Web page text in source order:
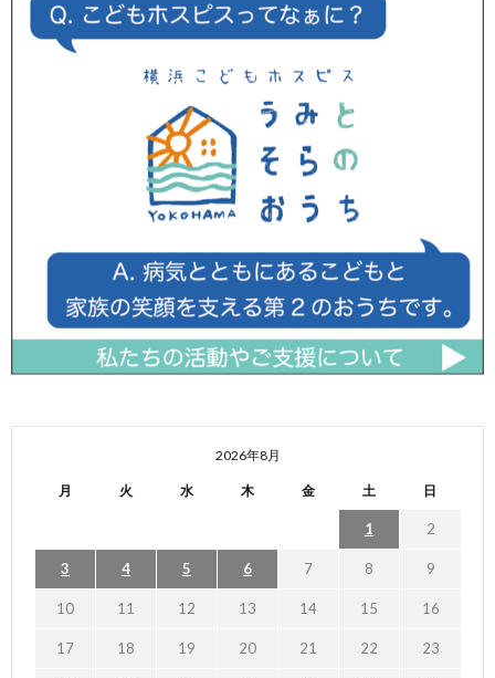
2026年8月
月 火 水 木 金 土 日
1 2
3 4 5 6 7 8 9
10 11 12 13 14 15 16
17 18 19 20 21 22 23